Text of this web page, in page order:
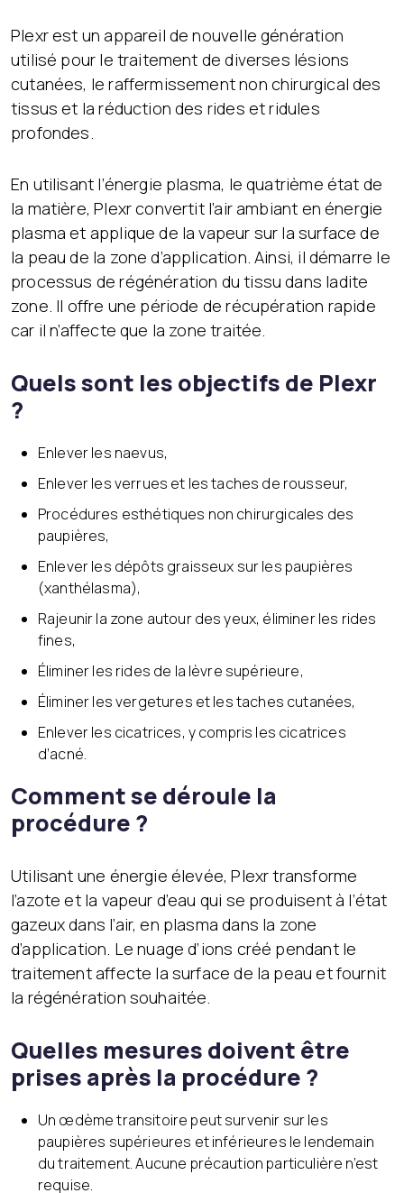
Plexr est un appareil de nouvelle génération
utilisé pour le traitement de diverses lésions
cutanées, le raffermissement non chirurgical des
tissus et la réduction des rides et ridules
profondes.
En utilisant l’énergie plasma, le quatrième état de
la matière, Plexr convertit l’air ambiant en énergie
plasma et applique de la vapeur sur la surface de
la peau de la zone d’application. Ainsi, il démarre le
processus de régénération du tissu dans ladite
zone. Il offre une période de récupération rapide
car il n’affecte que la zone traitée.
Quels sont les objectifs de Plexr
?
Enlever les naevus,
Enlever les verrues et les taches de rousseur,
Procédures esthétiques non chirurgicales des
paupières,
Enlever les dépôts graisseux sur les paupières
(xanthélasma),
Rajeunir la zone autour des yeux, éliminer les rides
fines,
Éliminer les rides de la lèvre supérieure,
Éliminer les vergetures et les taches cutanées,
Enlever les cicatrices, y compris les cicatrices
d’acné.
Comment se déroule la
procédure ?
Utilisant une énergie élevée, Plexr transforme
l’azote et la vapeur d’eau qui se produisent à l’état
gazeux dans l’air, en plasma dans la zone
d’application. Le nuage d’ions créé pendant le
traitement affecte la surface de la peau et fournit
la régénération souhaitée.
Quelles mesures doivent être
prises après la procédure ?
Un œdème transitoire peut survenir sur les
paupières supérieures et inférieures le lendemain
du traitement. Aucune précaution particulière n’est
requise.